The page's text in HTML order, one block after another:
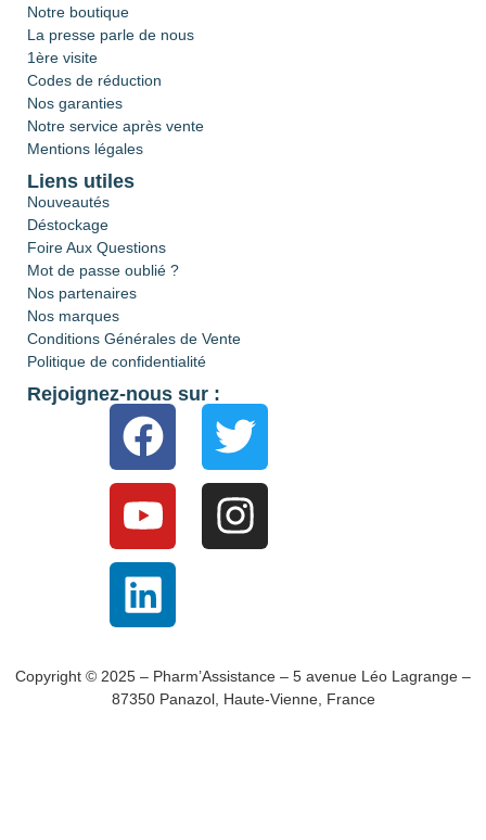
Notre boutique
La presse parle de nous
1ère visite
Codes de réduction
Nos garanties
Notre service après vente
Mentions légales
Liens utiles
Nouveautés
Déstockage
Foire Aux Questions
Mot de passe oublié ?
Nos partenaires
Nos marques
Conditions Générales de Vente
Politique de confidentialité
Rejoignez-nous sur :
Copyright © 2025 – Pharm’Assistance – 5 avenue Léo Lagrange –
87350 Panazol, Haute-Vienne, France